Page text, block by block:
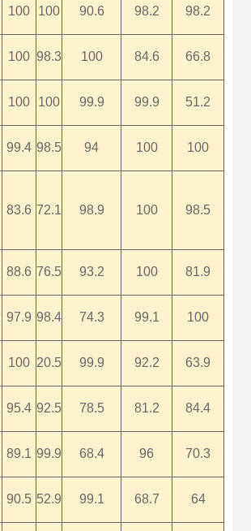
100 100 90.6 98.2 98.2
100 98.3 100 84.6 66.8
100 100 99.9 99.9 51.2
99.4 98.5 94 100 100
83.6 72.1 98.9 100 98.5
88.6 76.5 93.2 100 81.9
97.9 98.4 74.3 99.1 100
100 20.5 99.9 92.2 63.9
95.4 92.5 78.5 81.2 84.4
89.1 99.9 68.4 96 70.3
90.5 52.9 99.1 68.7 64